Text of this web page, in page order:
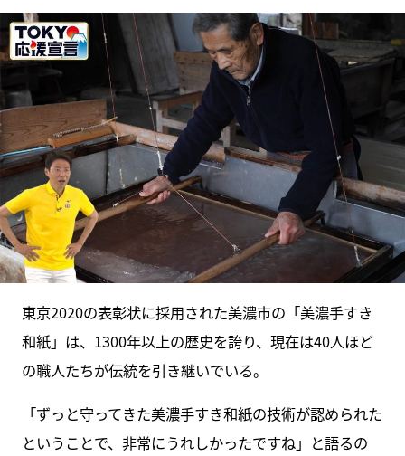
東京2020の表彰状に採用された美濃市の「美濃手すき
和紙」は、1300年以上の歴史を誇り、現在は40人ほど
の職人たちが伝統を引き継いでいる。
「ずっと守ってきた美濃手すき和紙の技術が認められた
ということで、非常にうれしかったですね」と語るの